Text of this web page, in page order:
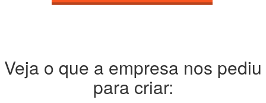
Veja o que a empresa nos pediu
para criar: